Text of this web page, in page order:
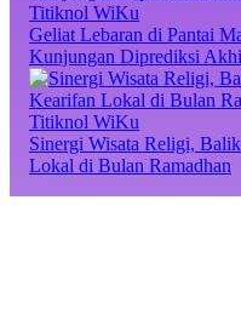
Titiknol WiKu
Geliat Lebaran di Pantai
Kunjungan Diprediksi
Titiknol WiKu
Sinergi Wisata Religi,
Lokal di Bulan Ramadhan